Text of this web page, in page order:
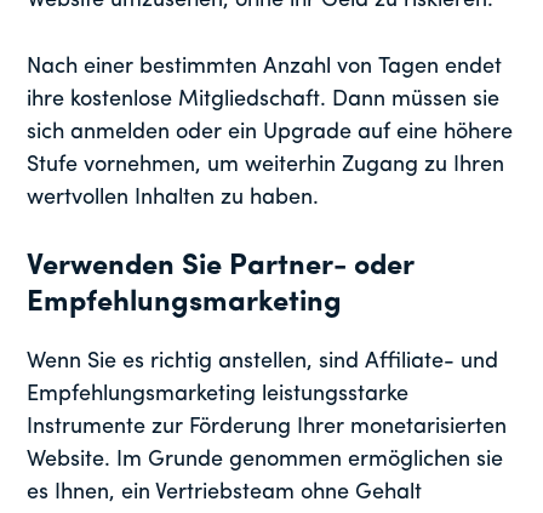
Nach einer bestimmten Anzahl von Tagen endet
ihre kostenlose Mitgliedschaft. Dann müssen sie
sich anmelden oder ein Upgrade auf eine höhere
Stufe vornehmen, um weiterhin Zugang zu Ihren
wertvollen Inhalten zu haben.
Verwenden Sie Partner- oder
Empfehlungsmarketing
Wenn Sie es richtig anstellen, sind Affiliate- und
Empfehlungsmarketing leistungsstarke
Instrumente zur Förderung Ihrer monetarisierten
Website. Im Grunde genommen ermöglichen sie
es Ihnen, ein Vertriebsteam ohne Gehalt